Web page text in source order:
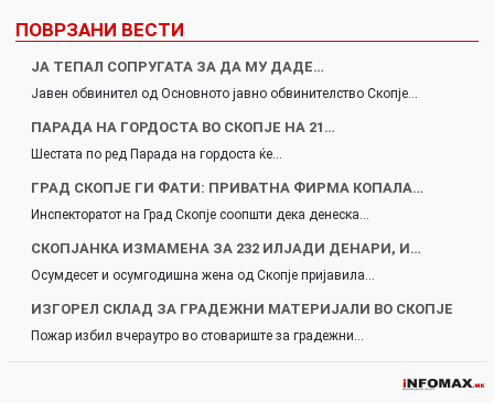
ПОВРЗАНИ ВЕСТИ
ЈА ТЕПАЛ СОПРУГАТА ЗА ДА МУ ДАДЕ…
Јавен обвинител од Основното јавно обвинителство Скопје…
ПАРАДА НА ГОРДОСТА ВО СКОПЈЕ НА 21…
Шестата по ред Парада на гордоста ќе…
ГРАД СКОПЈЕ ГИ ФАТИ: ПРИВАТНА ФИРМА КОПАЛА…
Инспекторатот на Град Скопје соопшти дека денеска…
СКОПЈАНКА ИЗМАМЕНА ЗА 232 ИЛЈАДИ ДЕНАРИ, И…
Осумдесет и осумгодишна жена од Скопје пријавила…
ИЗГОРЕЛ СКЛАД ЗА ГРАДЕЖНИ МАТЕРИЈАЛИ ВО СКОПЈЕ
Пожар избил вчераутро во стовариште за градежни…